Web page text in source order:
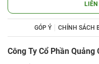
LIÊN
GÓP Ý CHÍNH SÁCH
Công Ty Cổ Phần